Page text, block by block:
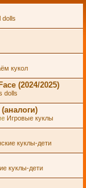
dolls
кукол
(2024/2025)
dolls
Игровые куклы
куклы-дети
куклы-дети